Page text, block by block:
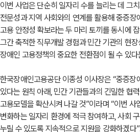
이번 사업은 단순히 일자리 수를 늘리는 데 그
전문성과 지역 사회와의 연계를 활용해 중증장
고용 안정성 확보라는 두 마리 토끼를 동시에
그간 축적한 직무개발 경험과 민간 기관의 현
장애인 고용정책의 중요한 전환점이 될 수 있
한국장애인고용공단 이종성 이사장은 “중증장
있다는 원칙 아래, 민간 기관들과의 긴밀한 협
고용모델을 확산시켜 나갈 것”이라며 “이번
변화하는 일자리 환경에 적극 참여하고, 사회
누릴 수 있도록 지속적으로 지원을 강화하겠다